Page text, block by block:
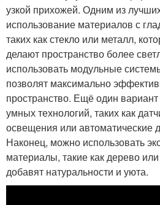
узкой прихожей. Одним из
использование материалов с
таких как стекло или металл,
делают пространство более
использовать модульные
позволят максимально
пространство. Ещё один
умных технологий, таких как
освещения или автоматические
Наконец, можно использовать
материалы, такие как дерево
добавят натуральности и уюта.